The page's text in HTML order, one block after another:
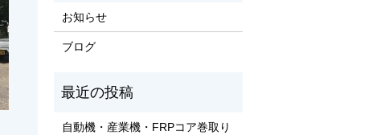
お知らせ
ブログ
自動機・産業機・FRPコア巻取り